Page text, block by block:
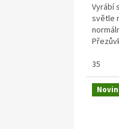
Vyrábí
světle
35